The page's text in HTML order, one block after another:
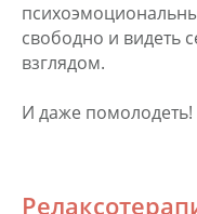
свободно и видеть
взглядом.
И даже помолодеть!